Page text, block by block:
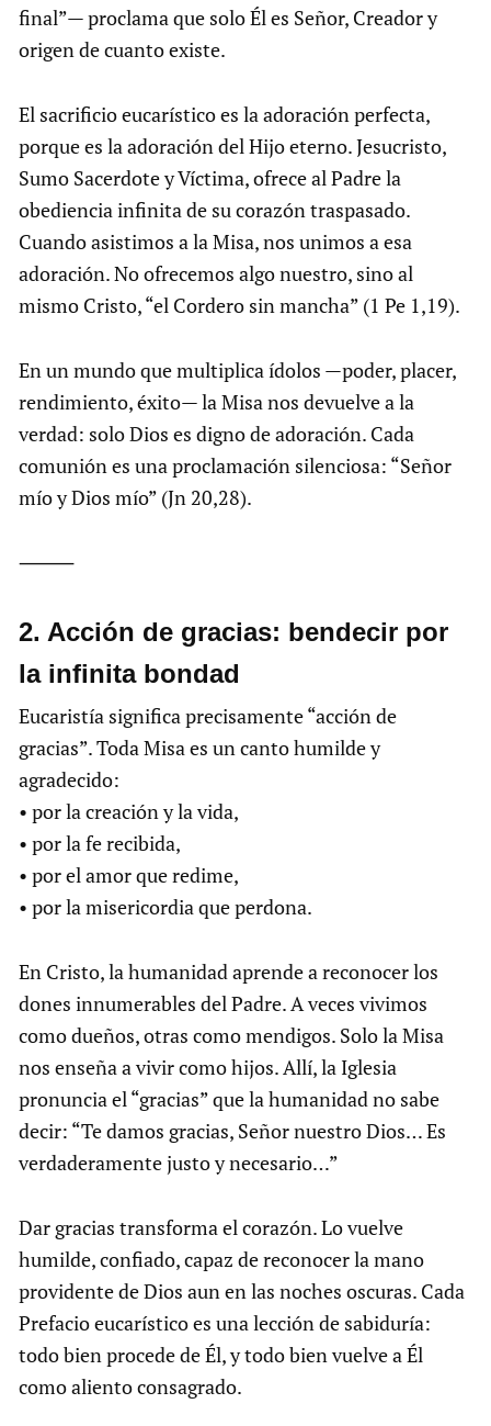
final”— proclama que solo Él es Señor, Creador y
origen de cuanto existe.
El sacrificio eucarístico es la adoración perfecta,
porque es la adoración del Hijo eterno. Jesucristo,
Sumo Sacerdote y Víctima, ofrece al Padre la
obediencia infinita de su corazón traspasado.
Cuando asistimos a la Misa, nos unimos a esa
adoración. No ofrecemos algo nuestro, sino al
mismo Cristo, “el Cordero sin mancha” (1 Pe 1,19).
En un mundo que multiplica ídolos —poder, placer,
rendimiento, éxito— la Misa nos devuelve a la
verdad: solo Dios es digno de adoración. Cada
comunión es una proclamación silenciosa: “Señor
mío y Dios mío” (Jn 20,28).
⸻
2.⁠ ⁠Acción de gracias: bendecir por
la infinita bondad
Eucaristía significa precisamente “acción de
gracias”. Toda Misa es un canto humilde y
agradecido:
• por la creación y la vida,
• por la fe recibida,
• por el amor que redime,
• por la misericordia que perdona.
En Cristo, la humanidad aprende a reconocer los
dones innumerables del Padre. A veces vivimos
como dueños, otras como mendigos. Solo la Misa
nos enseña a vivir como hijos. Allí, la Iglesia
pronuncia el “gracias” que la humanidad no sabe
decir: “Te damos gracias, Señor nuestro Dios… Es
verdaderamente justo y necesario…”
Dar gracias transforma el corazón. Lo vuelve
humilde, confiado, capaz de reconocer la mano
providente de Dios aun en las noches oscuras. Cada
Prefacio eucarístico es una lección de sabiduría:
todo bien procede de Él, y todo bien vuelve a Él
como aliento consagrado.